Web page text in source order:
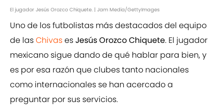
El jugador Jesús Orozco Chiquete. | Jam Media/GettyImages
Uno de los futbolistas más destacados del equipo
de lasChivasesJesús Orozco Chiquete. El jugador
mexicano sigue dando de qué hablar para bien, y
es por esa razón que clubes tanto nacionales
como internacionales se han acercado a
preguntar por sus servicios.